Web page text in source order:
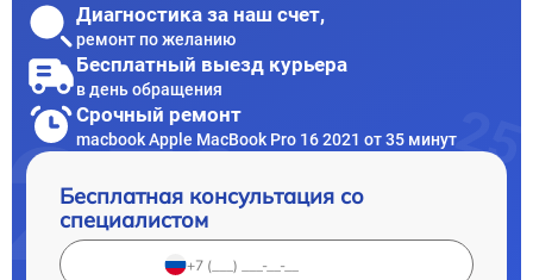
Диагностика за наш счет,
ремонт по желанию
Бесплатный выезд курьера
в день обращения
Срочный ремонт
macbook Apple MacBook Pro 16 2021 от 35 минут
Бесплатная консультация со
специалистом